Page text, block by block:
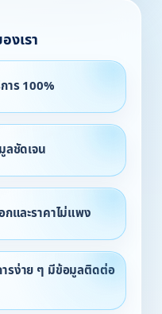
งเรา
าร 100%
ลชัดเจน
กและราคาไม่แพง
รง่าย ๆ มีข้อมูลติดต่อ